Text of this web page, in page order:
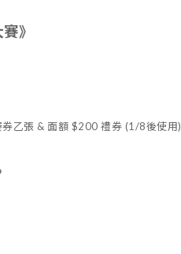
》
券乙張 & 面額 $200 禮券 (1/8後使用)